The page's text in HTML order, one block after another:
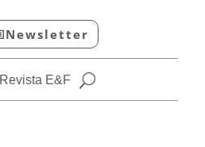
Newsletter
Revista E&F